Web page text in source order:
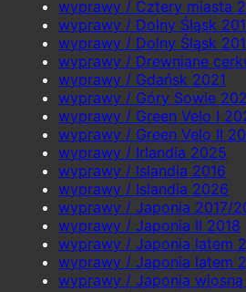
wyprawy / Cztery miasta
wyprawy / Dolny Śląsk
wyprawy / Dolny Śląsk
wyprawy / Drewniane
wyprawy / Gdańsk 2021
wyprawy / Góry Sowie
wyprawy / Green Velo I
wyprawy / Green Velo II
wyprawy / Irlandia 2025
wyprawy / Islandia 2016
wyprawy / Islandia 2026
wyprawy / Japonia 2017/
wyprawy / Japonia II 2018
wyprawy / Japonia latem
wyprawy / Japonia latem
wyprawy / Japonia wiosną